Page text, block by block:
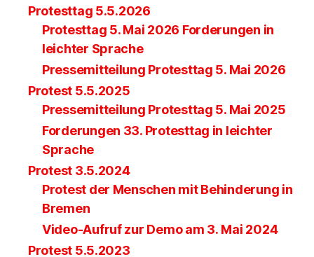
Protesttag 5.5.2026
Protesttag 5. Mai 2026 Forderungen in
leichter Sprache
Pressemitteilung Protesttag 5. Mai 2026
Protest 5.5.2025
Pressemitteilung Protesttag 5. Mai 2025
Forderungen 33. Protesttag in leichter
Sprache
Protest 3.5.2024
Protest der Menschen mit Behinderung in
Bremen
Video-Aufruf zur Demo am 3. Mai 2024
Protest 5.5.2023